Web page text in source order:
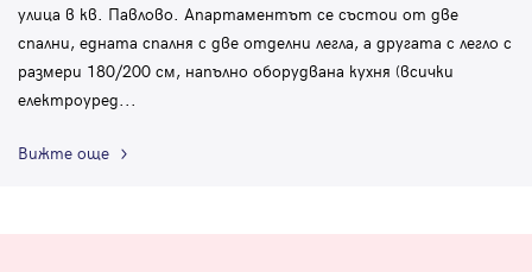
улица в кв. Павлово. Апартаментът се състои от две
спални, едната спалня с две отделни легла, а другата с легло с
размери 180/200 см, напълно оборудвана кухня (всички
електроуред...
Вижте още